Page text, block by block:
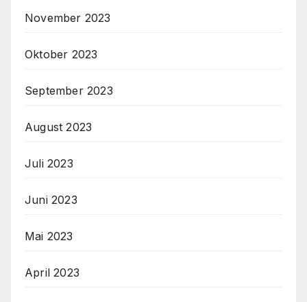
November 2023
Oktober 2023
September 2023
August 2023
Juli 2023
Juni 2023
Mai 2023
April 2023